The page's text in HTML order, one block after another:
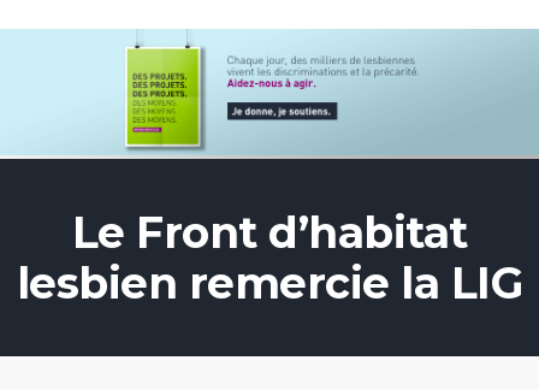
Le Front d’habitat
lesbien remercie la LIG